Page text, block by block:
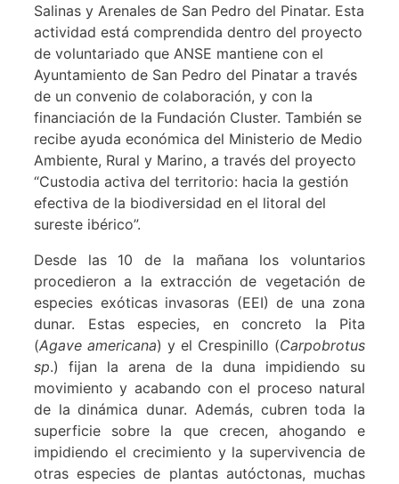
Salinas y Arenales de San Pedro del Pinatar. Esta
actividad está comprendida dentro del proyecto
de voluntariado que ANSE mantiene con el
Ayuntamiento de San Pedro del Pinatar a través
de un convenio de colaboración, y con la
financiación de la Fundación Cluster. También se
recibe ayuda económica del Ministerio de Medio
Ambiente, Rural y Marino, a través del proyecto
“Custodia activa del territorio: hacia la gestión
efectiva de la biodiversidad en el litoral del
sureste ibérico”.
Desde las 10 de la mañana los voluntarios
procedieron a la extracción de vegetación de
especies exóticas invasoras (EEI) de una zona
dunar. Estas especies, en concreto la Pita
(Agave americana) y el Crespinillo (Carpobrotus
sp.) fijan la arena de la duna impidiendo su
movimiento y acabando con el proceso natural
de la dinámica dunar. Además, cubren toda la
superficie sobre la que crecen, ahogando e
impidiendo el crecimiento y la supervivencia de
otras especies de plantas autóctonas, muchas